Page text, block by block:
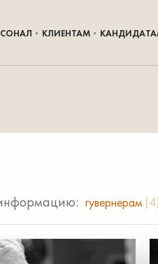
КЛИЕНТАМ
гувернерам (4)